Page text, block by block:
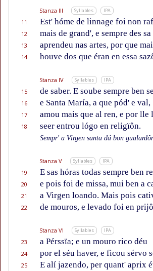
Stanza III Syllables IPA
11 Est' hóme de linnage foi non
12
mais de grand', e sempre des
13
aprendeu nas artes, por que
14
houve dos que éran en essa
Stanza IV Syllables IPA
15 de saber. E soube sempre ben
16
e Santa María, a que pód' e val,
17
amou mais que al ren, e por lle
18
seer entrou lógo en religïôn.
Sempr' a Virgen santa dá bon
Stanza V Syllables IPA
19 E sas hóras todas sempre ben
20
e pois foi de missa, mui ben a
21
a Virgen loando. Mais pois
22
de mouros, e levado foi en
Stanza VI Syllables IPA
23 a Pérssïa; e un mouro rico déu
24
por el séu haver, e ficou sérvo
25
E alí jazendo, per quant' aprix